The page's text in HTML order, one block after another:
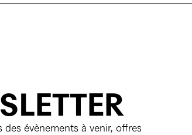
des évènements à venir, offres